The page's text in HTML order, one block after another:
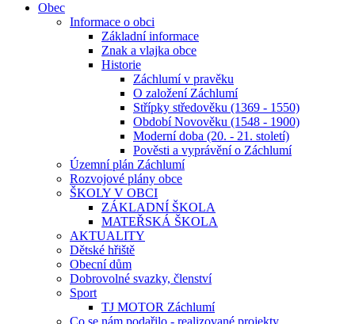
Obec
Informace o obci
Základní informace
Znak a vlajka obce
Historie
Záchlumí v pravěku
O založení Záchlumí
Střípky středověku (1369 - 1550)
Období Novověku (1548 - 1900)
Moderní doba (20. - 21. století)
Pověsti a vyprávění o Záchlumí
Územní plán Záchlumí
Rozvojové plány obce
ŠKOLY V OBCI
ZÁKLADNÍ ŠKOLA
MATEŘSKÁ ŠKOLA
AKTUALITY
Dětské hřiště
Obecní dům
Dobrovolné svazky, členství
Sport
TJ MOTOR Záchlumí
Co se nám podařilo - realizované projekty